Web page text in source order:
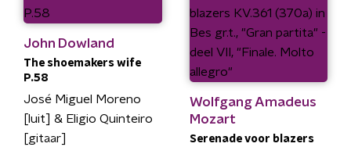
John Dowland
The shoemakers wife
P.58
José Miguel Moreno
[luit] & Eligio Quinteiro
[gitaar]
Wolfgang Amadeus
Mozart
Serenade voor blazers